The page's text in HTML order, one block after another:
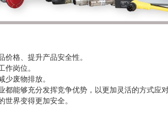
格、提升产品安全性。
作岗位。
少废物排放。
能够充分发挥竞争优势，以更加灵活的方式应
界变得更加安全。